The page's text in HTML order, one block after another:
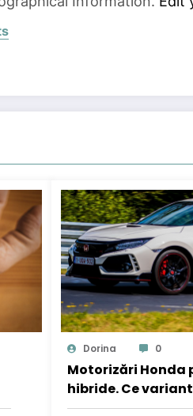
Dorina 0
Motorizări Honda
hibride. Ce